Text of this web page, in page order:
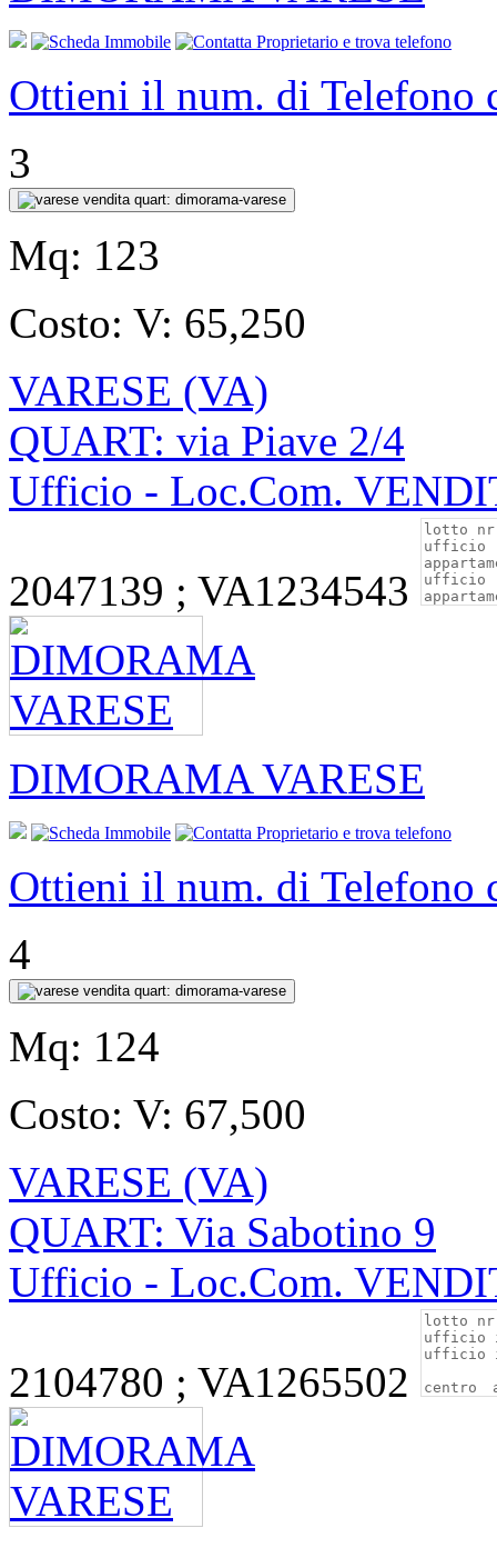
Ottieni il num. di Telefono
3
Mq: 123
Costo: V: 65,250
VARESE (VA)
QUART: via Piave 2/4
Ufficio - Loc.Com.
2047139 ; VA1234543
DIMORAMA VARESE
Ottieni il num. di Telefono
4
Mq: 124
Costo: V: 67,500
VARESE (VA)
QUART: Via Sabotino 9
Ufficio - Loc.Com.
2104780 ; VA1265502